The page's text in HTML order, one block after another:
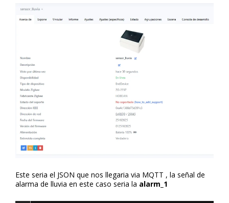
Este seria el JSON que nos llegaria via MQTT , la señal de
alarma de lluvia en este caso seria la alarm_1